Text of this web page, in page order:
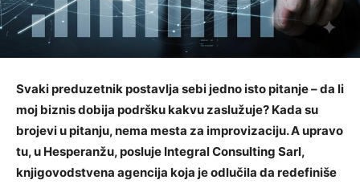
Svaki preduzetnik postavlja sebi jedno isto pitanje – da li
moj biznis dobija podršku kakvu zaslužuje? Kada su
brojevi u pitanju, nema mesta za improvizaciju. A upravo
tu, u Hesperanžu, posluje Integral Consulting Sarl,
knjigovodstvena agencija koja je odlučila da redefiniše